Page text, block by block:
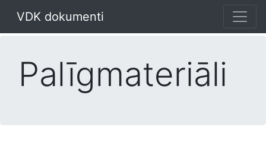
VDK dokumenti
Palīgmateriāli